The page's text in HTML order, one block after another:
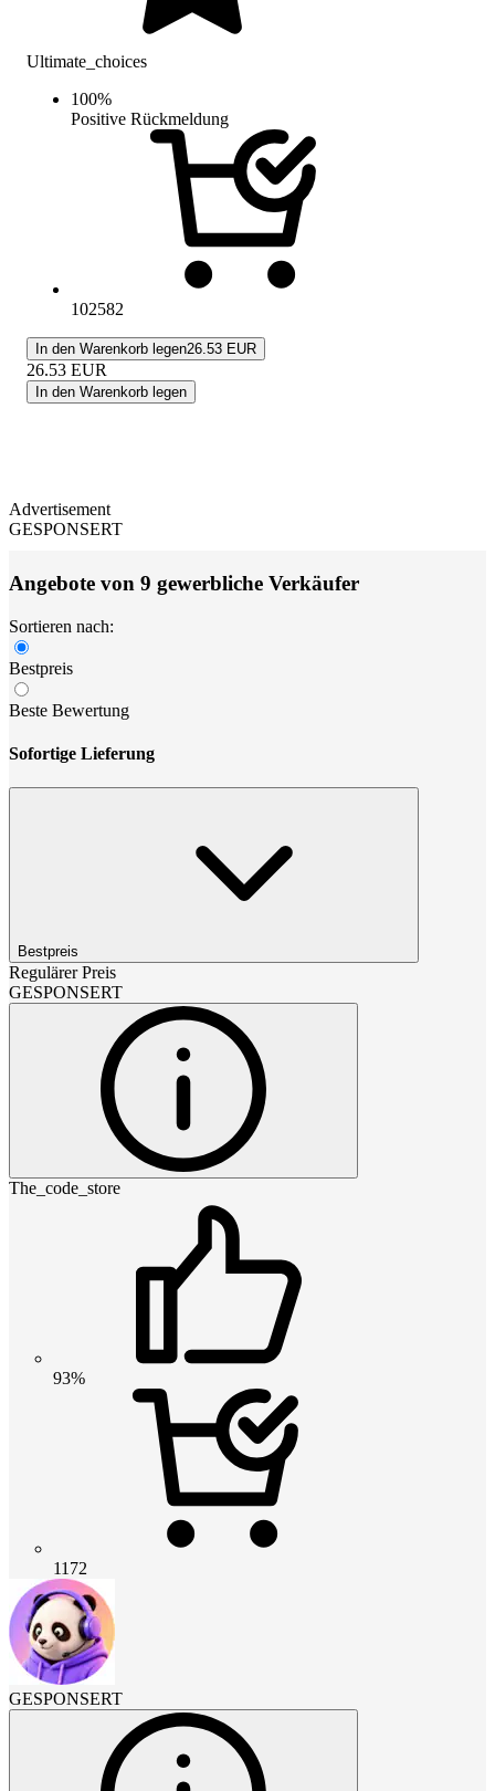
Ultimate_choices
100%
Positive Rückmeldung
102582
In den Warenkorb legen26.53 EUR
26.53 EUR
In den Warenkorb legen
Advertisement
GESPONSERT
Angebote von 9 gewerbliche Verkäufer
Sortieren nach:
Bestpreis
Beste Bewertung
Sofortige Lieferung
Bestpreis
Regulärer Preis
GESPONSERT
The_code_store
93%
1172
GESPONSERT